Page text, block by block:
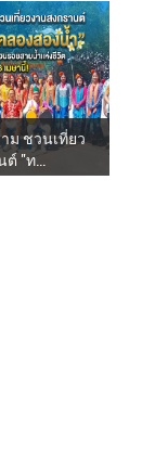
ม ชวนเที่ยว
ต์ "ท...